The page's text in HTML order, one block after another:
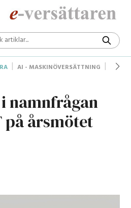
AI - MASKINÖVERSÄTTNING
namnfrågan
på årsmötet